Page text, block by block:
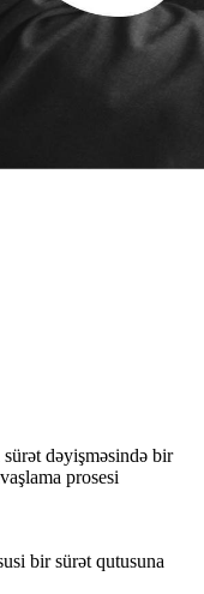
dəyişməsində bir
prosesi
bir sürət qutusuna